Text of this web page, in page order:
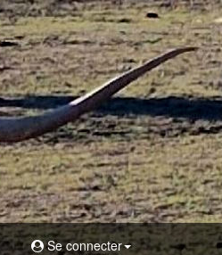
Se connecter